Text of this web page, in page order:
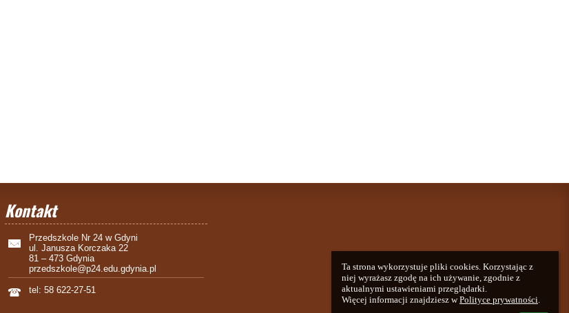
Ta strona wykorzystuje pliki cookies. Korzystając z
niej wyrażasz zgodę na ich używanie, zgodnie z
aktualnymi ustawieniami przeglądarki.
Więcej informacji znajdziesz w Polityce prywatności.
Kontakt
Przedszkole Nr 24 w Gdyni
ul. Janusza Korczaka 22
81 – 473 Gdynia
przedszkole@p24.edu.gdynia.pl
tel: 58 622-27-51